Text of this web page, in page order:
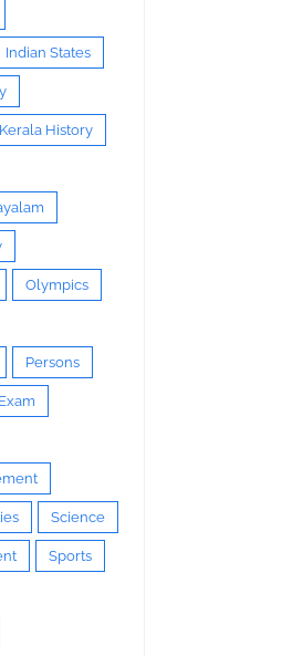
Indian States
Kerala History
Olympics
Persons
Science
Sports